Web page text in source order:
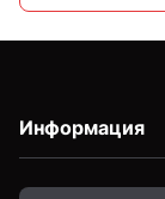
Оцинкованные
Информация